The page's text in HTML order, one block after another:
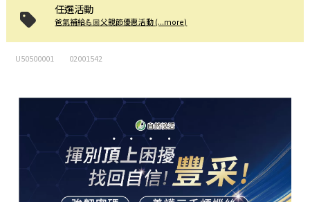
任選活動
爸氣補給💪🏼父親節優惠活動 (...more)
U50500001 02001542